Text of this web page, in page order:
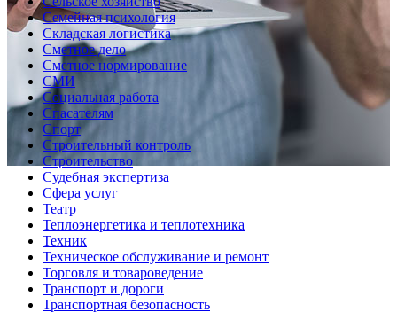
Семейная психология
Складская логистика
Сметное дело
Сметное нормирование
СМИ
Социальная работа
Спасателям
Спорт
Строительный контроль
Строительство
Судебная экспертиза
Сфера услуг
Театр
Теплоэнергетика и теплотехника
Техник
Техническое обслуживание и ремонт
Торговля и товароведение
Транспорт и дороги
Транспортная безопасность